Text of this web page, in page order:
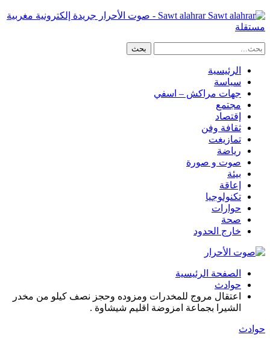
Sawt alahrar - صوت الأحرار جريدة إلكترونية مغربية
مستقلة
الرئيسية
سياسة
جهات مراكش – اسفي
مجتمع
إقتصاد
ثقافة وفن
تمازيغت
رياضة
صوت و صورة
بيئة
إعاقة
تكنولوجيا
حوارات
صحة
خارج الحدود
الصفحة الرئيسية
حوادث
اعتقال مروج للمخدرات ومزوده وحجز نصف كيلو من مخدر
الشيرا بجماعة امزوضة اقليم شيشاوة .
حوادث